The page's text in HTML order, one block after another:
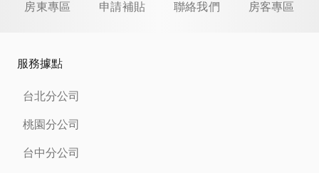
房東專區 申請補貼 聯絡我們 房客專區
服務據點
台北分公司
桃園分公司
台中分公司